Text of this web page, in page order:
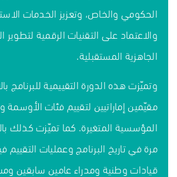
الحكومي والخاص، وتعزيز الخدمات
والاعتماد على التقنيات الرقمية لتطوير
الجاهزية المستقبلية.
وتميّزت هذه الدورة التقييمية للبرنامج
مقيّمين إماراتيين لتقييم فئات الأوسمة
المؤسسية المتغيرة. كما تميّزت كذلك
مرة في تاريخ البرنامج وعمليات التقييم
قيادات وطنية ومدراء عامين سابقين